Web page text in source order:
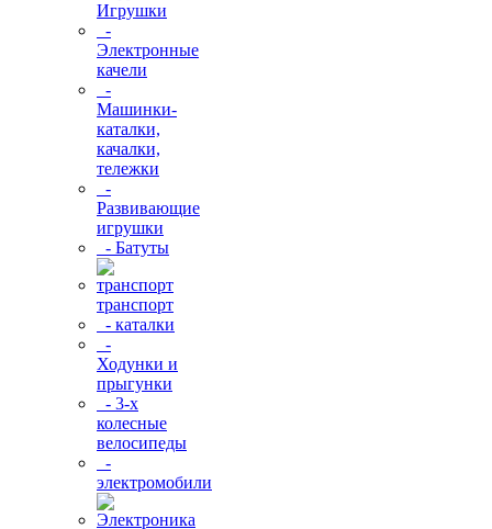
Игрушки
-
Электронные
качели
-
Машинки-
каталки,
качалки,
тележки
-
Развивающие
игрушки
- Батуты
транспорт
- каталки
-
Ходунки и
прыгунки
- 3-х
колесные
велосипеды
-
электромобили